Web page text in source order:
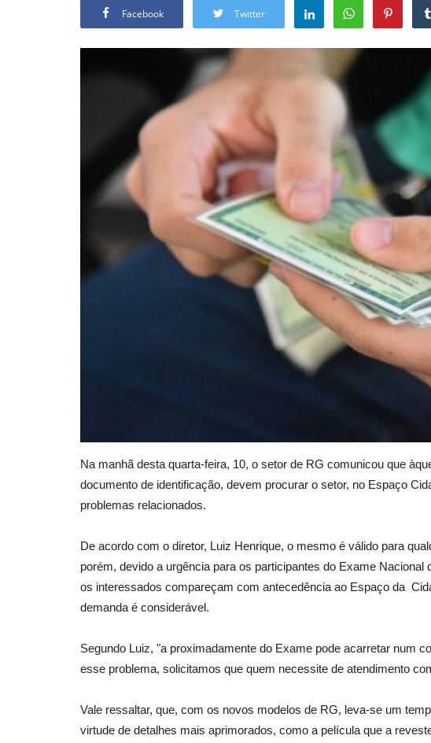
Facebook Twitter
Na manhã desta quarta-feira, 10, o setor de RG comunicou que
documento de identificação, devem procurar o setor, no Espaço
problemas relacionados.
De acordo com o diretor, Luiz Henrique, o mesmo é válido para
porém, devido a urgência para os participantes do Exame
os interessados compareçam com antecedência ao Espaço da
demanda é considerável.
Segundo Luiz, "a proximadamente do Exame pode acarretar num
esse problema, solicitamos que quem necessite de atendimento
Vale ressaltar, que, com os novos modelos de RG, leva-se um
virtude de detalhes mais aprimorados, como a película que a